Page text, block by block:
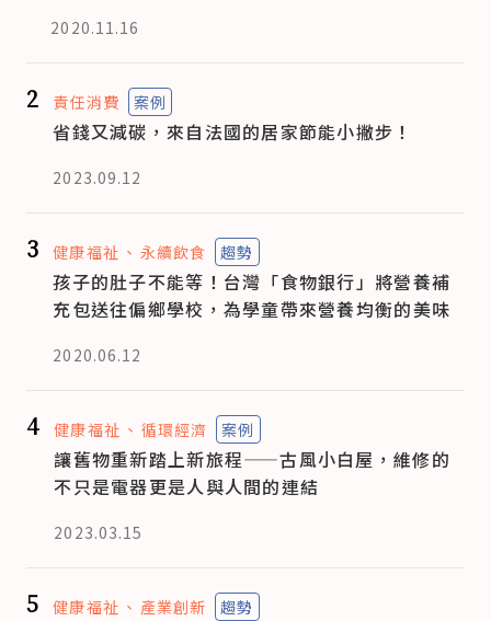
2020.11.16
2 責任消費 案例
省錢又減碳，來自法國的居家節能小撇步！
2023.09.12
3 健康福祉 永續飲食 趨勢
孩子的肚子不能等！台灣「食物銀行」將營養補
充包送往偏鄉學校，為學童帶來營養均衡的美味
2020.06.12
4 健康福祉 循環經濟 案例
讓舊物重新踏上新旅程——古風小白屋，維修的
不只是電器更是人與人間的連結
2023.03.15
5 健康福祉 產業創新 趨勢